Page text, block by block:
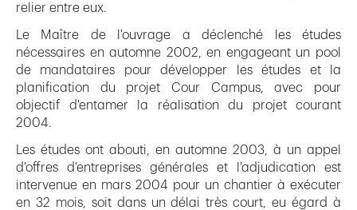
relier entre eux.
Le Maître de l'ouvrage a déclenché les études
nécessaires en automne 2002, en engageant un pool
de mandataires pour développer les études et la
planification du projet Cour Campus, avec pour
objectif d'entamer la réalisation du projet courant
2004.
Les études ont abouti, en automne 2003, à un appel
d'offres d'entreprises générales et l'adjudication est
intervenue en mars 2004 pour un chantier à exécuter
en 32 mois, soit dans un délai très court, eu égard à